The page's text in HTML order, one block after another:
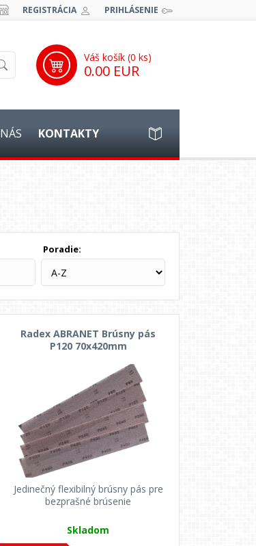
REGISTRÁCIA PRIHLÁSENIE
Váš košík (0 ks)
0.00 EUR
NÁS KONTAKTY
Poradie:
Radex ABRANET Brúsny pás
P120 70x420mm
Jedinečný flexibilný brúsny pás pre
bezprašné brúsenie
Skladom